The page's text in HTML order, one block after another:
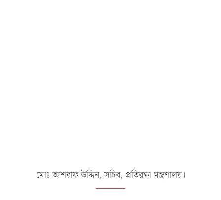
মোঃ আশরাফ উদ্দিন, সচিব, প্রতিরক্ষা মন্ত্রণালয়।